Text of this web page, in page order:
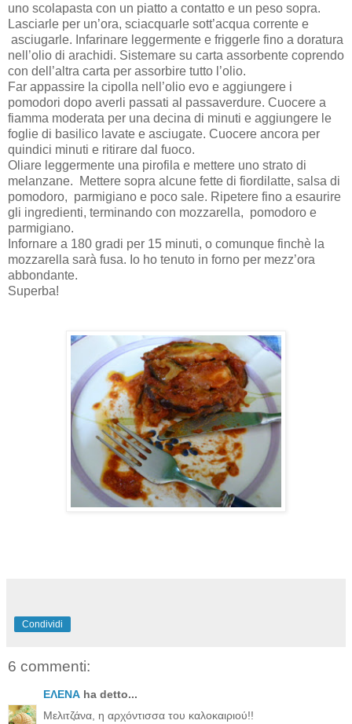
uno scolapasta con un piatto a contatto e un peso sopra.
Lasciarle per un’ora, sciacquarle sott’acqua corrente e
asciugarle. Infarinare leggermente e friggerle fino a doratura
nell’olio di arachidi. Sistemare su carta assorbente coprendo
con dell’altra carta per assorbire tutto l’olio.
Far appassire la cipolla nell’olio evo e aggiungere i
pomodori dopo averli passati al passaverdure. Cuocere a
fiamma moderata per una decina di minuti e aggiungere le
foglie di basilico lavate e asciugate. Cuocere ancora per
quindici minuti e ritirare dal fuoco.
Oliare leggermente una pirofila e mettere uno strato di
melanzane. Mettere sopra alcune fette di fiordilatte, salsa di
pomodoro, parmigiano e poco sale. Ripetere fino a esaurire
gli ingredienti, terminando con mozzarella, pomodoro e
parmigiano.
Infornare a 180 gradi per 15 minuti, o comunque finchè la
mozzarella sarà fusa. Io ho tenuto in forno per mezz’ora
abbondante.
Superba!
Condividi
6 commenti:
ΕΛΕΝΑ ha detto...
Μελιτζάνα, η αρχόντισσα του καλοκαιριού!!